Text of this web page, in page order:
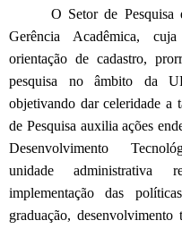
O Setor de Pesquisa
Gerência Acadêmica,
orientação de cadastro,
pesquisa no âmbito da
objetivando dar celeridade a
de Pesquisa auxilia ações
Desenvolvimento
unidade administrativa
implementação das
graduação,